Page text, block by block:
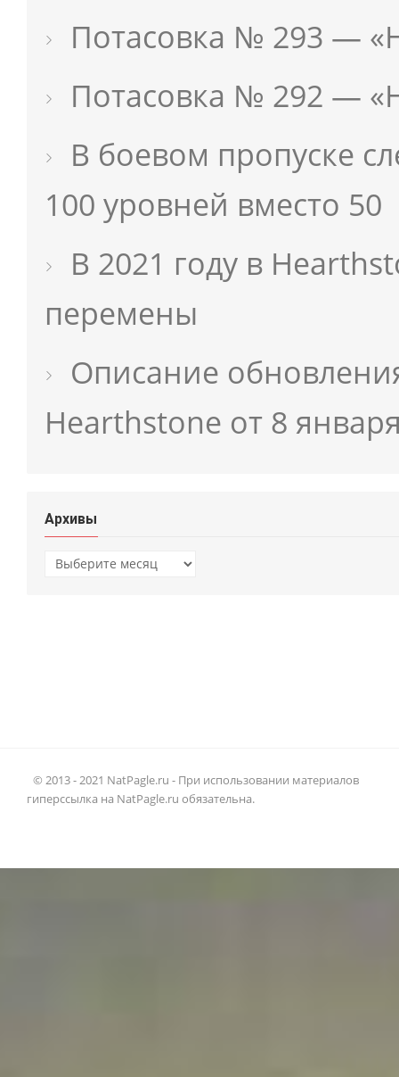
Потасовка № 293 —
Потасовка № 292 —
В боевом пропуске
100 уровней вместо 50
В 2021 году в
перемены
Описание
Hearthstone от 8
Архивы
Архивы
© 2013 - 2021 NatPagle.ru - При использовании материалов
гиперссылка на NatPagle.ru обязательна.